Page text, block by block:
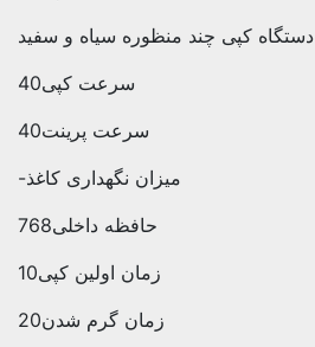
دستگاه کپی چند منظوره سیاه و سفید
سرعت کپی40
سرعت پرینت40
میزان نگهداری کاغذ-
حافظه داخلی768
زمان اولین کپی10
زمان گرم شدن20